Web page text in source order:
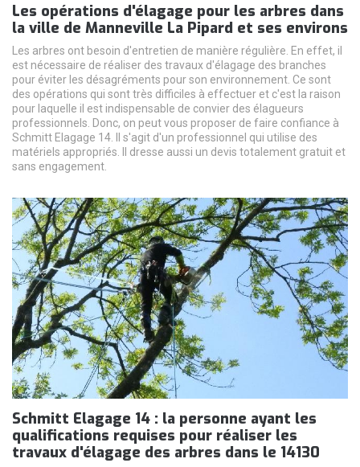
Les opérations d'élagage pour les arbres dans
la ville de Manneville La Pipard et ses environs
Les arbres ont besoin d'entretien de manière régulière. En effet, il
est nécessaire de réaliser des travaux d'élagage des branches
pour éviter les désagréments pour son environnement. Ce sont
des opérations qui sont très difficiles à effectuer et c'est la raison
pour laquelle il est indispensable de convier des élagueurs
professionnels. Donc, on peut vous proposer de faire confiance à
Schmitt Elagage 14. Il s'agit d'un professionnel qui utilise des
matériels appropriés. Il dresse aussi un devis totalement gratuit et
sans engagement.
Schmitt Elagage 14 : la personne ayant les
qualifications requises pour réaliser les
travaux d'élagage des arbres dans le 14130